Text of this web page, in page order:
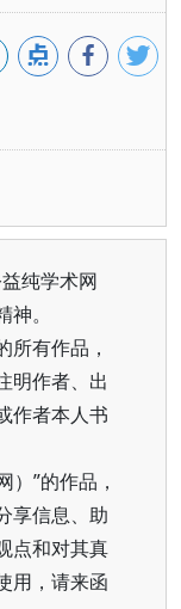
纯学术网
。
所有作品，
明作者、出
作者本人书
）”的作品，
享信息、助
点和对其真
用，请来函